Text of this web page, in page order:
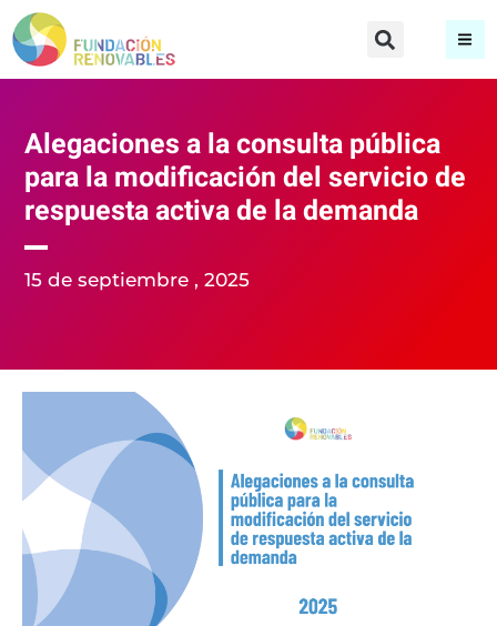
Alegaciones a la consulta pública
para la modificación del servicio de
respuesta activa de la demanda
15 de septiembre , 2025